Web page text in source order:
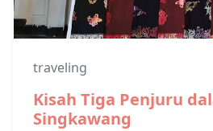
traveling
Kisah Tiga Penjuru
Singkawang